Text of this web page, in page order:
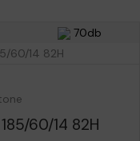
70db
185/60/14 82H